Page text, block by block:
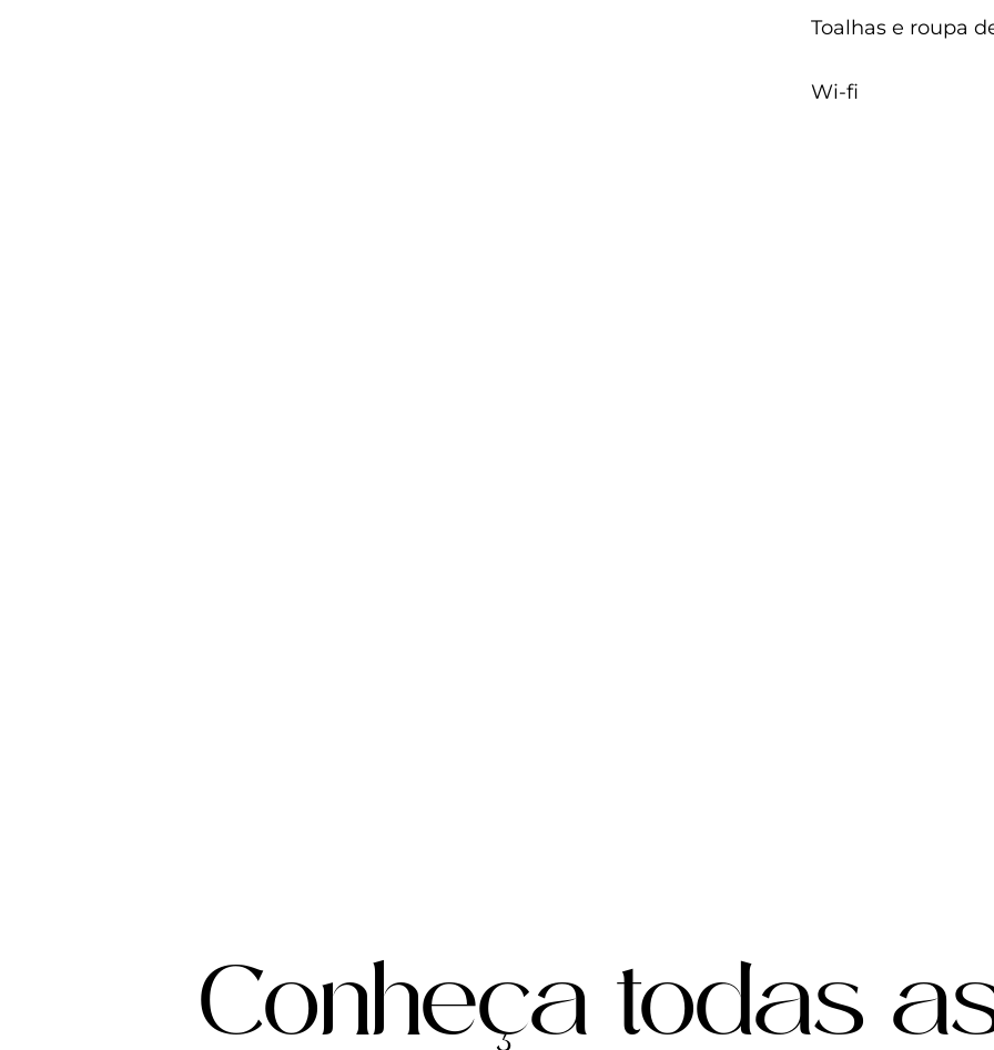
Toalhas e roupa
Wi-fi
Conheça todas